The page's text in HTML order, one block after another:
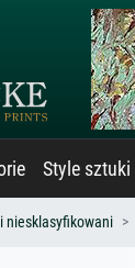
Style sztuki
niesklasyfikowani